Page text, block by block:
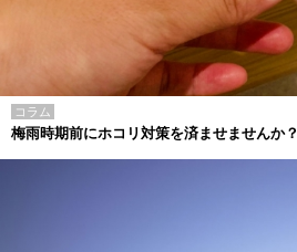
コラム
梅雨時期前にホコリ対策を済ませませんか？